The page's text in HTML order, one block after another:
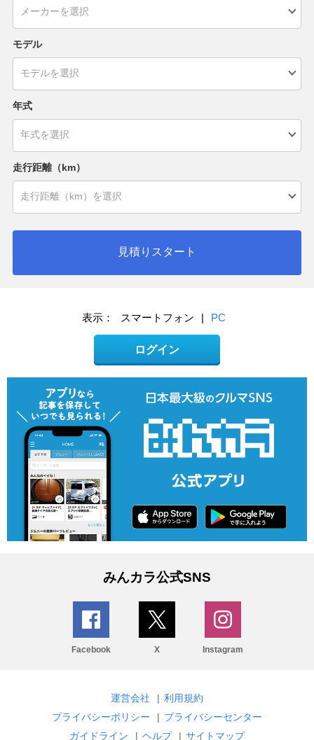
モデル
年式
走行距離（km）
見積りスタート
表示： スマートフォン | PC
ログイン
みんカラ公式SNS
Facebook X Instagram
運営会社 | 利用規約
プライバシーポリシー
| プライバシーセンター
ガイドライン
| ヘルプ | サイトマップ